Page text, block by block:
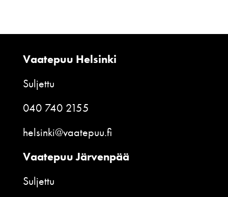
Vaatepuu Helsinki
Suljettu
040 740 2155
helsinki@vaatepuu.fi
Vaatepuu Järvenpää
Suljettu